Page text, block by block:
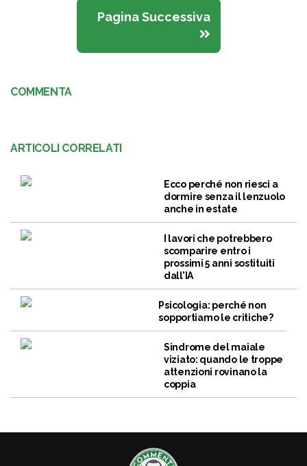
Pagina Successiva
COMMENTA
ARTICOLI CORRELATI
Ecco perché non riesci a
dormire senza il lenzuolo
anche in estate
I lavori che potrebbero
scomparire entro i
prossimi 5 anni sostituiti
dall’IA
Psicologia: perché non
sopportiamo le critiche?
Sindrome del maiale
viziato: quando le troppe
attenzioni rovinano la
coppia